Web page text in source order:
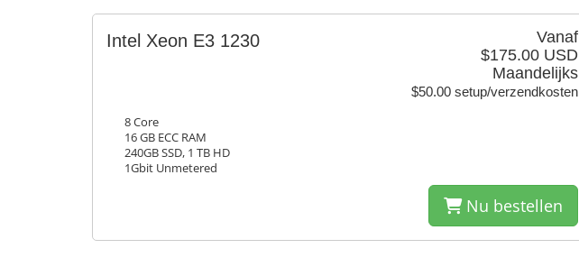
Vanaf
$175.00 USD
Maandelijks
$50.00 setup/verzendkosten
Intel Xeon E3 1230
8 Core
16 GB ECC RAM
240GB SSD, 1 TB HD
1Gbit Unmetered
Nu bestellen